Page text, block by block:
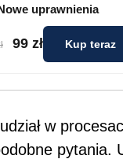
uprawnienia
99 zł Kup teraz
w
pytania.